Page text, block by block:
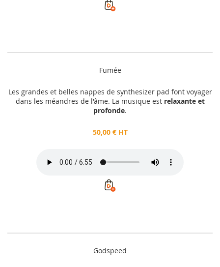
Fumée
Les grandes et belles nappes de synthesizer pad font voyager
dans les méandres de l'âme. La musique est relaxante et
profonde.
50,00 € HT
Godspeed